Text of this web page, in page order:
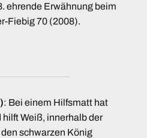
ehrende Erwähnung beim
Fiebig 70 (2008).
: Bei einem Hilfsmatt hat
Weiß, innerhalb der
schwarzen König